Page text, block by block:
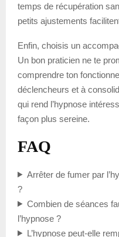
temps de récupération
petits ajustements
Enfin, choisis un
Un bon praticien ne te
comprendre ton
déclencheurs et à
qui rend l’hypnose
façon plus sereine.
FAQ
Arrêter de fumer par
?
Combien de séances
l’hypnose ?
L’hypnose peut-elle